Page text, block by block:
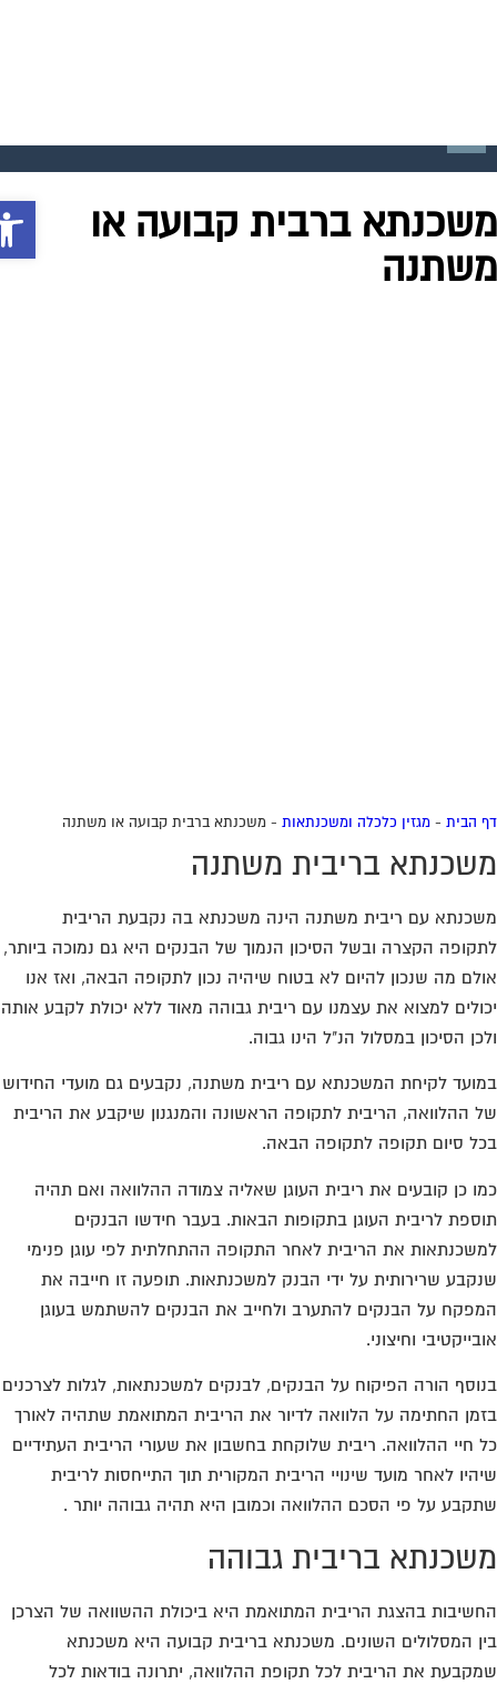
ברבית קבועה או
הבית- מגזין כלכלה ומשכנתאות- משכנתא ברבית קבועה או משתנה
בריבית משתנה
עם ריבית משתנה הינה משכנתא בה נקבעת הריבית
הקצרה ובשל הסיכון הנמוך של הבנקים היא גם נמוכה ביותר,
מה שנכון להיום לא בטוח שיהיה נכון לתקופה הבאה, ואז אנו
למצוא את עצמנו עם ריבית גבוהה מאוד ללא יכולת לקבע אותה
הסיכון במסלול הנ"ל הינו גבוה.
לקיחת המשכנתא עם ריבית משתנה, נקבעים גם מועדי החידוש
ההלוואה, הריבית לתקופה הראשונה והמנגנון שיקבע את הריבית
סיום תקופה לתקופה הבאה.
כן קובעים את ריבית העוגן שאליה צמודה ההלוואה ואם תהיה
לריבית העוגן בתקופות הבאות. בעבר חידשו הבנקים
את הריבית לאחר התקופה ההתחלתית לפי עוגן פנימי
שרירותית על ידי הבנק למשכנתאות. תופעה זו חייבה את
על הבנקים להתערב ולחייב את הבנקים להשתמש בעוגן
וחיצוני.
הורה הפיקוח על הבנקים, לבנקים למשכנתאות, לגלות לצרכנים
החתימה על הלוואה לדיור את הריבית המתואמת שתהיה לאורך
חיי ההלוואה. ריבית שלוקחת בחשבון את שעורי הריבית העתידיים
לאחר מועד שינויי הריבית המקורית תוך התייחסות לריבית
על פי הסכם ההלוואה וכמובן היא תהיה גבוהה יותר .
בריבית גבוהה
בהצגת הריבית המתואמת היא ביכולת ההשוואה של הצרכן
המסלולים השונים. משכנתא בריבית קבועה היא משכנתא
את הריבית לכל תקופת ההלוואה, יתרונה בודאות לכל